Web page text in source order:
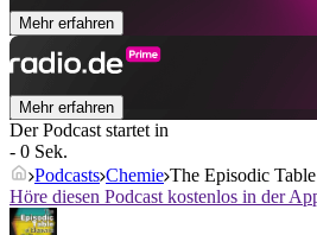
Mehr erfahren
Mehr erfahren
Der Podcast startet in
- 0 Sek.
Podcasts Chemie The Episodic
Höre diesen Podcast kostenlos in der